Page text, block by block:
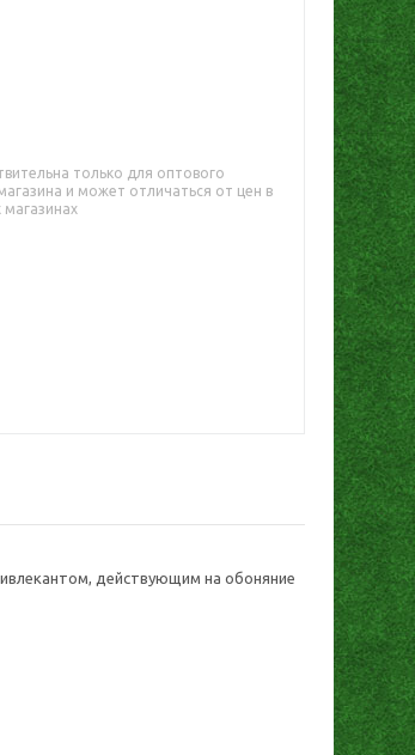
только для оптового
и может отличаться от цен в
магазинах
действующим на обоняние